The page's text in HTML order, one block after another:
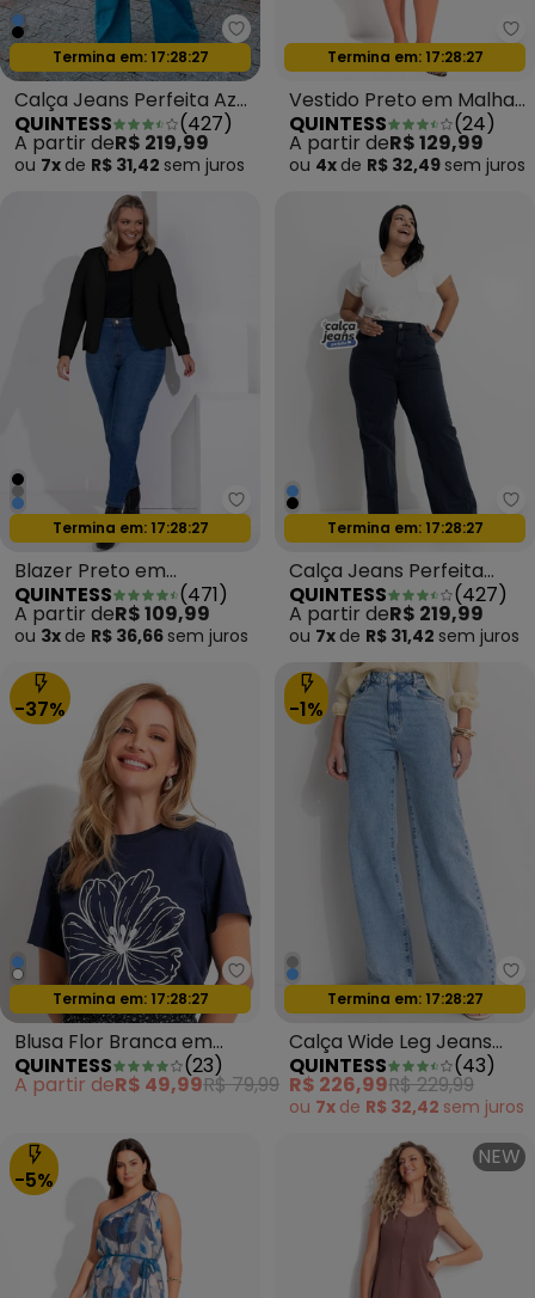
Quintess - Calça Jeans Perfeita
Oferta relâmpago
Termina em: 17:28:24
Calça Jeans Perfeita Azul
Média
QUINTESS (427)
A partir deR$ 219,99
ou 7x de R$ 31,42 sem juros
Oferta relâmpago
Termina em: 17:28:24
Vestido Preto em Malha
Texturizada
QUINTESS (24)
A partir deR$ 129,99
ou 4x de R$ 32,49 sem juros
Quintess - Blazer Preto em
Oferta relâmpago
Termina em: 17:28:24
Blazer Preto em
Moletinho
QUINTESS (471)
A partir deR$ 109,99
ou 3x de R$ 36,66 sem juros
Oferta relâmpago
Termina em: 17:28:24
Calça Jeans Perfeita
Preta
QUINTESS (427)
A partir deR$ 219,99
ou 7x de R$ 31,42 sem juros
-37%
Quintess - Blusa Flor Branca
Oferta relâmpago
Termina em: 17:28:24
Blusa Flor Branca em
Relevo em Malha de
Algodão
QUINTESS (23)
A partir deR$ 49,99R$ 79,99
-1%
Oferta relâmpago
Termina em: 17:28:24
Calça Wide Leg Jeans
Claro em Jeans
QUINTESS (43)
R$ 226,99R$ 229,99
ou 7x de R$ 32,42 sem juros
-5%
NEW